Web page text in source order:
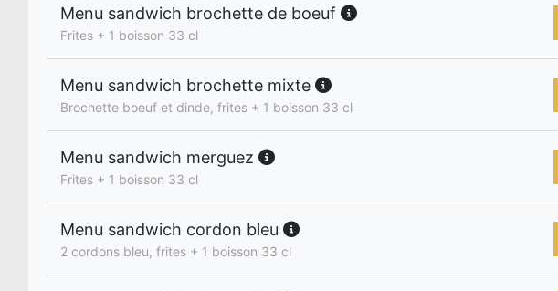
Menu sandwich brochette de boeuf
Frites + 1 boisson 33 cl
Menu sandwich brochette mixte
Brochette boeuf et dinde, frites + 1 boisson 33 cl
Menu sandwich merguez
Frites + 1 boisson 33 cl
Menu sandwich cordon bleu
2 cordons bleu, frites + 1 boisson 33 cl